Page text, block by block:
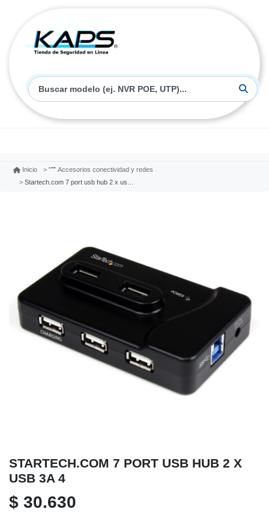
Inicio
Accesorios conectividad y redes
Startech.com 7 port usb hub 2 x usb 3a 4
STARTECH.COM 7 PORT USB HUB 2 X
USB 3A 4
$ 30.630